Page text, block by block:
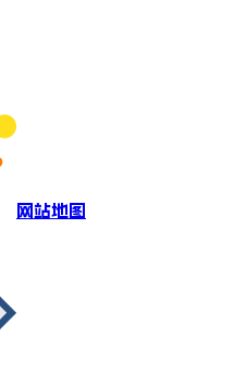
网站地图